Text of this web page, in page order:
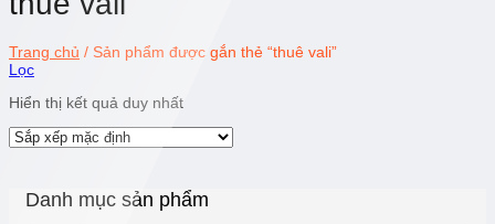
Trang chủ / Sản phẩm được gắn thẻ “thuê vali”
Lọc
Hiển thị kết quả duy nhất
Danh mục sản phẩm